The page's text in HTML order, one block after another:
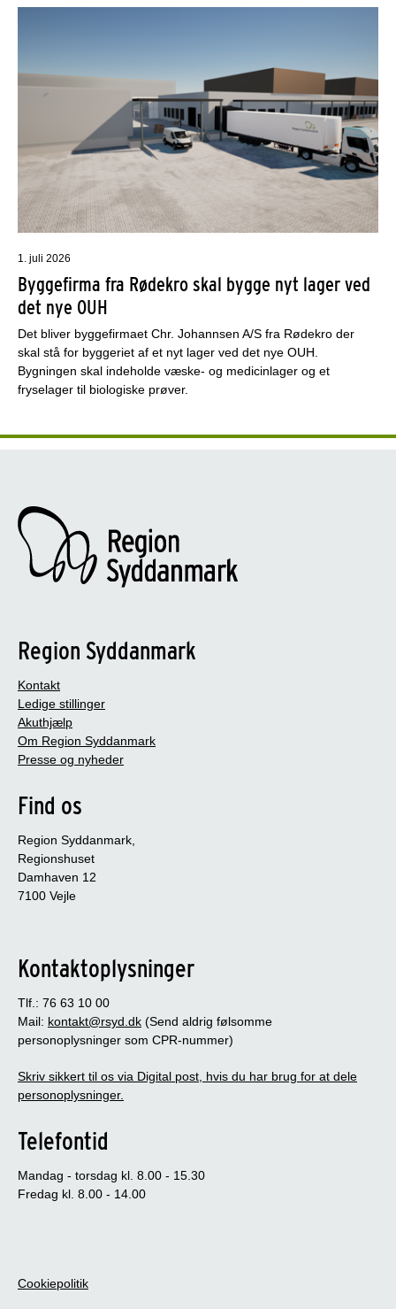
1. juli 2026
Byggefirma fra Rødekro skal bygge nyt lager ved
det nye OUH
Det bliver byggefirmaet Chr. Johannsen A/S fra Rødekro der
skal stå for byggeriet af et nyt lager ved det nye OUH.
Bygningen skal indeholde væske- og medicinlager og et
fryselager til biologiske prøver.
Region Syddanmark
Kontakt
Ledige stillinger
Akuthjælp
Om Region Syddanmark
Presse og nyheder
Find os
Region Syddanmark,
Regionshuset
Damhaven 12
7100 Vejle
Kontaktoplysninger
Tlf.: 76 63 10 00
Mail: kontakt@rsyd.dk (Send aldrig følsomme
personoplysninger som CPR-nummer)
Skriv sikkert til os via Digital post, hvis du har brug for at dele
personoplysninger.
Telefontid
Mandag - torsdag kl. 8.00 - 15.30
Fredag kl. 8.00 - 14.00
Cookiepolitik